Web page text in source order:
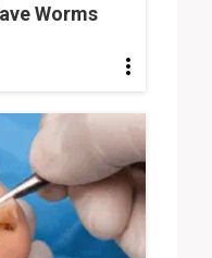
Worms